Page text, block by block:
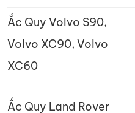
Ắc Quy Volvo S90,
Volvo XC90, Volvo
XC60
Ắc Quy Land Rover